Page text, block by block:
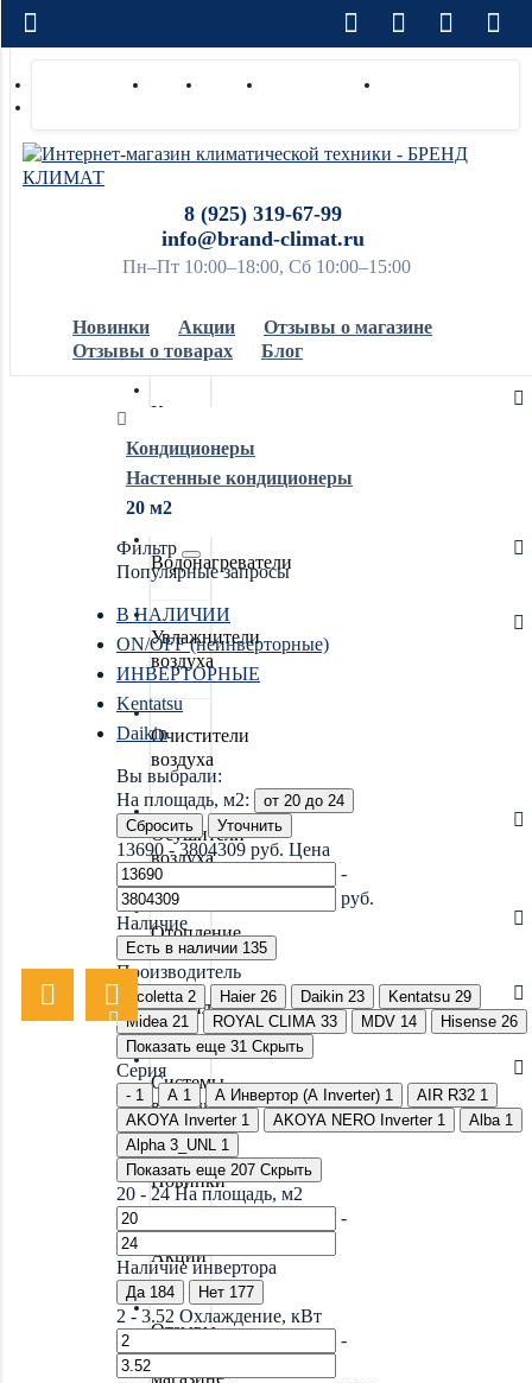
Доставка по РФ Оплата Монтаж Сотрудничество
8 (925) 319-67-99
info@brand-climat.ru
Пн–Пт 10:00–18:00, Сб 10:00–15:00
Новинки Акции
Отзывы о магазине
Отзывы о товарах
Блог
Кондиционеры
Обогреватели
Водонагреватели
Увлажнители
воздуха
Очистители
воздуха
Осушители
воздуха
Отопление
Вентиляция
Системы
водоочистки
Новинки
Акции
Отзывы
о
магазине
Кондиционеры
Настенные кондиционеры
20 м2
Фильтр
Популярные запросы
В НАЛИЧИИ
ON/OFF (неинверторные)
ИНВЕРТОРНЫЕ
Kentatsu
Daikin
Вы выбрали:
На площадь, м2:
от 20 до 24
Сбросить
Уточнить
13690 -3804309 руб. Цена
-
руб.
Наличие
Есть в наличии 135
Производитель
Ecoletta 2 Haier 26 Daikin 23 Kentatsu 29
Midea 21 ROYAL CLIMA 33 MDV 14 Hisense 26
Показать еще 31 Скрыть
Серия
- 1 A 1 A Инвертор (A Inverter) 1 AIR R32 1
AKOYA Inverter 1 AKOYA NERO Inverter 1 Alba 1
Alpha 3_UNL 1
Показать еще 207 Скрыть
20 - 24 На площадь, м2
-
Наличие инвертора
Да 184 Нет 177
2 -3.52 Охлаждение, кВт
-